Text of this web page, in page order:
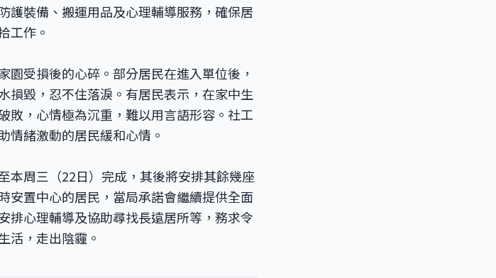
護裝備、搬運用品及心理輔導服務，確保居
工作。
受損後的心碎。部分居民在進入單位後，
損毀，忍不住落淚。有居民表示，在家中生
敗，心情極為沉重，難以用言語形容。社工
情緒激動的居民緩和心情。
本周三（22日）完成，其後將安排其餘幾座
安置中心的居民，當局承諾會繼續提供全面
排心理輔導及協助尋找長遠居所等，務求令
活，走出陰霾。